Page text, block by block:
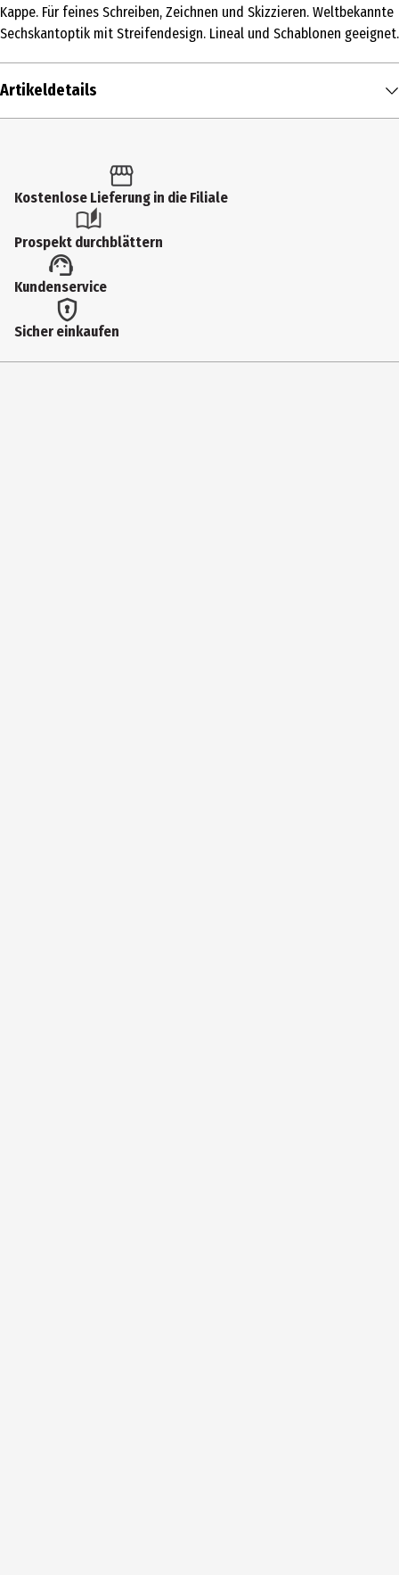
Kappe. Für feines Schreiben, Zeichnen und Skizzieren. Weltbekannte
Sechskantoptik mit Streifendesign. Lineal und Schablonen geeignet.
Artikeldetails
Produkttyp
Hersteller
Edding Vertrieb GmbH
Herstelleradresse
Kostenlose Lieferung in die Filiale
Prospekt durchblättern
Kundenservice
Sicher einkaufen